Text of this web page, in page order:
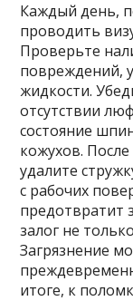
Каждый день,
проводить
Проверьте
повреждений,
жидкости.
отсутствии
состояние
кожухов.
удалите
с рабочих
предотвратит
залог не
Загрязнение
итоге, к